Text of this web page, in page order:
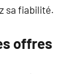
sa fiabilité.
offres